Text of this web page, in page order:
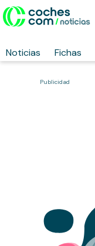
Noticias Fichas
Publicidad